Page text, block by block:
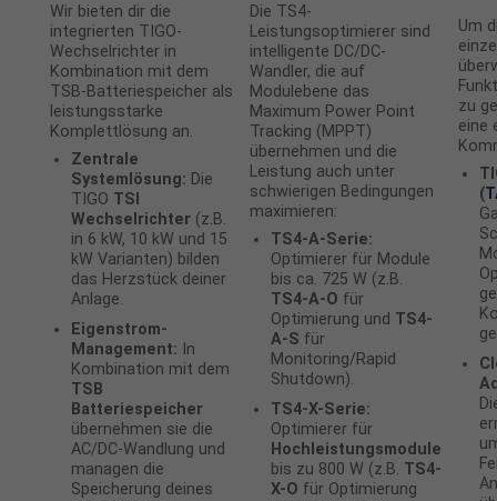
Wir bieten dir die
integrierten TIGO-
Wechselrichter in
Kombination mit dem
TSB-Batteriespeicher als
leistungsstarke
Komplettlösung an.
Zentrale
Systemlösung: Die
TIGO TSI
Wechselrichter(z.B.
in 6 kW, 10 kW und 15
kW Varianten) bilden
das Herzstück deiner
Anlage.
Eigenstrom-
Management: In
Kombination mit dem
TSB
Batteriespeicher
übernehmen sie die
AC/DC-Wandlung und
managen die
Speicherung deines
Die TS4-
Leistungsoptimierer sind
intelligente DC/DC-
Wandler, die auf
Modulebene das
Maximum Power Point
Tracking (MPPT)
übernehmen und die
Leistung auch unter
schwierigen Bedingungen
maximieren:
TS4-A-Serie:
Optimierer für Module
bis ca. 725 W (z.B.
TS4-A-O für
Optimierung und TS4-
A-S für
Monitoring/Rapid
Shutdown).
TS4-X-Serie:
Optimierer für
Hochleistungsmodule
bis zu 800 W (z.B. TS4-
X-O für Optimierung
Um
zu
eine
(